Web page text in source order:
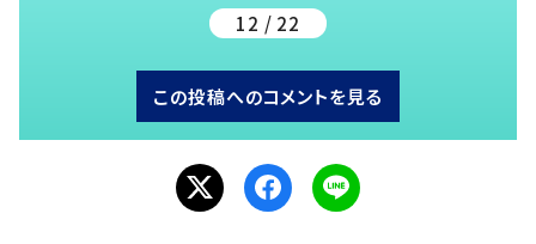
12 / 22
この投稿へのコメントを見る